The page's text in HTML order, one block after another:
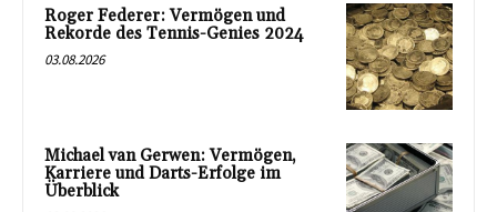
Roger Federer: Vermögen und
Rekorde des Tennis-Genies 2024
03.08.2026
Michael van Gerwen: Vermögen,
Karriere und Darts-Erfolge im
Überblick